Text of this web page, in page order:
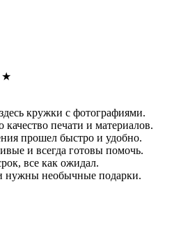
★
кружки с фотографиями.
качество печати и материалов.
прошел быстро и удобно.
и всегда готовы помочь.
все как ожидал.
нужны необычные подарки.